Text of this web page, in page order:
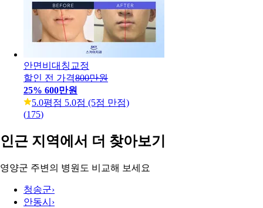
안면비대칭교정
할인 전 가격800만원
25% 600만원
5.0평점 5.0점 (5점 만점)
(175)
인근 지역에서 더 찾아보기
영양군 주변의 병원도 비교해 보세요
청송군›
안동시 ›